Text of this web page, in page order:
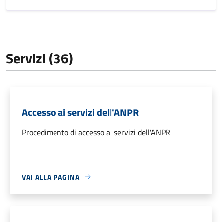
Servizi (36)
Accesso ai servizi dell'ANPR
Procedimento di accesso ai servizi dell'ANPR
VAI ALLA PAGINA